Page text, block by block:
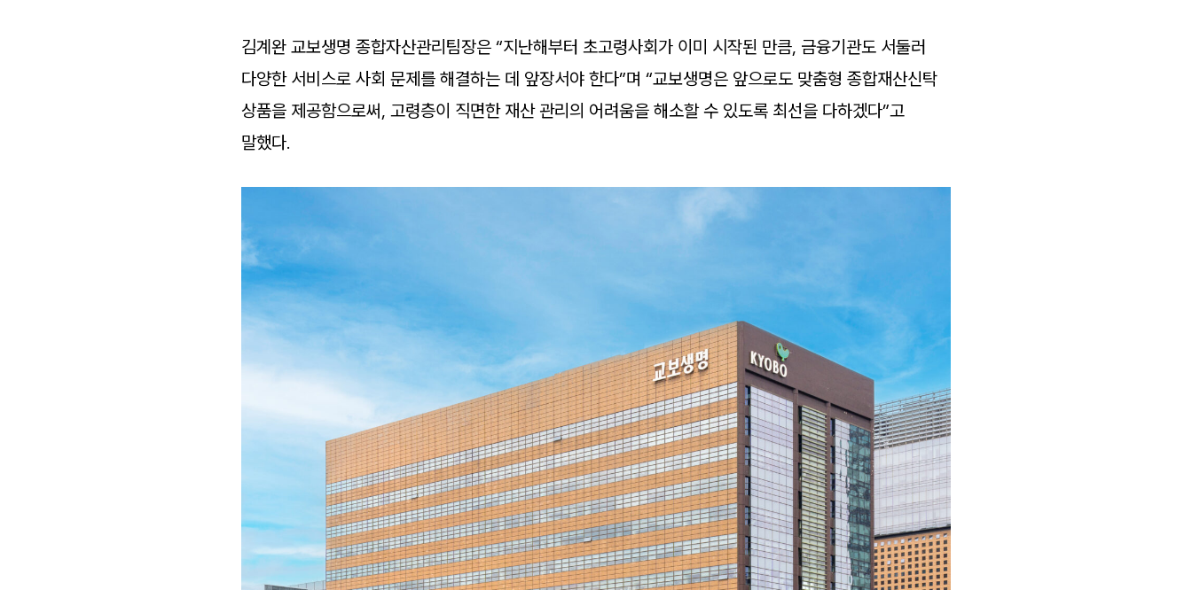
김계완 교보생명 종합자산관리팀장은 “지난해부터 초고령사회가 이미 시작된 만큼, 금융기관도 서둘러
다양한 서비스로 사회 문제를 해결하는 데 앞장서야 한다”며 “교보생명은 앞으로도 맞춤형 종합재산신탁
상품을 제공함으로써, 고령층이 직면한 재산 관리의 어려움을 해소할 수 있도록 최선을 다하겠다”고
말했다.